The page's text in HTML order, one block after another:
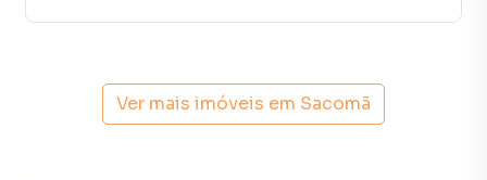
Ver mais imóveis em Sacomã